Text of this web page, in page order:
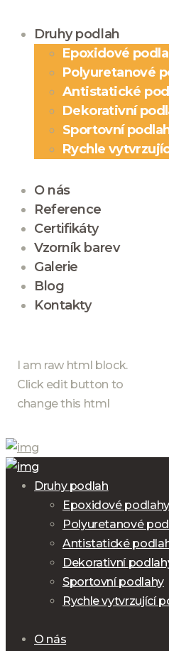
Druhy podlah
Epoxidové
Polyuretanové
Antistatické
Dekorativní
Sportovní
Rychle
O nás
Reference
Certifikáty
Vzorník barev
Galerie
Blog
Kontakty
I am raw html block.
Click edit button to
change this html
Druhy podlah
Epoxidové podlahy
Polyuretanové
Antistatické
Dekorativní
Sportovní podlahy
Rychle vytvrzující
O nás